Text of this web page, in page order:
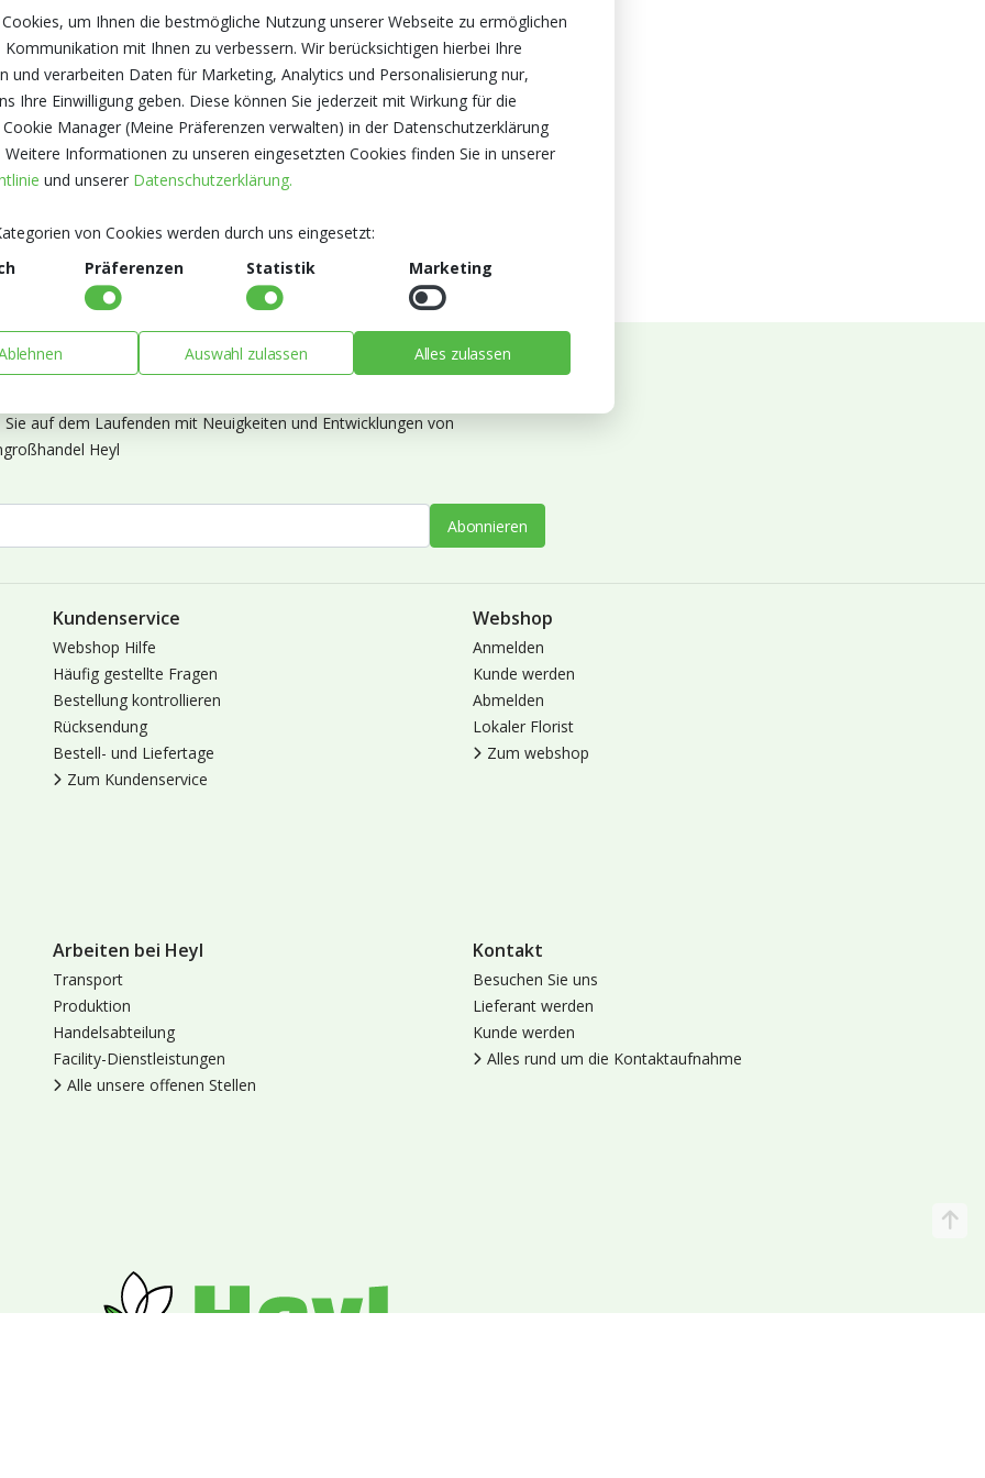
Sie auf dem Laufenden mit Neuigkeiten und Entwicklungen von
Heyl
Abonnieren
Kundenservice
Webshop Hilfe
Häufig gestellte Fragen
Bestellung kontrollieren
Rücksendung
Bestell- und Liefertage
Zum Kundenservice
Webshop
Anmelden
Kunde werden
Abmelden
Lokaler Florist
Zum webshop
Arbeiten bei Heyl
Transport
Produktion
Handelsabteilung
Facility-Dienstleistungen
Alle unsere offenen Stellen
Kontakt
Besuchen Sie uns
Lieferant werden
Kunde werden
Alles rund um die Kontaktaufnahme
um Ihnen die bestmögliche Nutzung unserer Webseite zu ermöglichen
Kommunikation mit Ihnen zu verbessern. Wir berücksichtigen hierbei Ihre
und verarbeiten Daten für Marketing, Analytics und Personalisierung nur,
Ihre Einwilligung geben. Diese können Sie jederzeit mit Wirkung für die
Manager (Meine Präferenzen verwalten) in der Datenschutzerklärung
Weitere Informationen zu unseren eingesetzten Cookies finden Sie in unserer
und unserer Datenschutzerklärung.
von Cookies werden durch uns eingesetzt:
Präferenzen Statistik Marketing
Auswahl zulassen Alles zulassen